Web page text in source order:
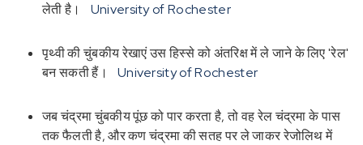
लेती है।
University of Rochester
पृथ्वी की चुंबकीय रेखाएं उस हिस्से को अंतरिक्ष में ले जाने के लिए 'रेल'
बन सकती हैं।
University of Rochester
जब चंद्रमा चुंबकीय पूंछ को पार करता है, तो वह रेल चंद्रमा के पास
तक फैलती है, और कण चंद्रमा की सतह पर ले जाकर रेजोलिथ में